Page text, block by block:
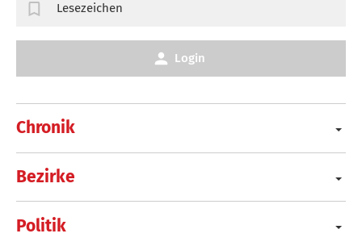
Chronik
Bezirke
Politik
Lesezeichen
Login